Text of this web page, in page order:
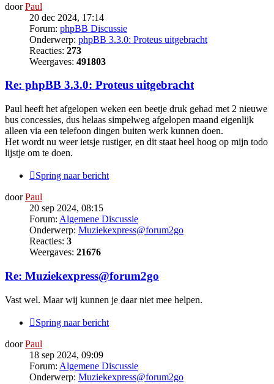
doorPaul
20 dec 2024, 17:14
Forum: phpBB Discussie
Onderwerp: phpBB 3.3.0: Proteus uitgebracht
Reacties: 273
Weergaves: 491803
Re: phpBB 3.3.0: Proteus uitgebracht
Paul heeft het afgelopen weken een beetje druk gehad met 2 nieuwe
bus concessies, dus helaas simpelweg afgelopen maand eigenlijk
alleen via een telefoon dingen buiten werk kunnen doen.
Het wordt nu weer ietsje rustiger, en dit staat heel hoog op mijn todo
lijstje om te doen.
Spring naar bericht
doorPaul
20 sep 2024, 08:15
Forum: Algemene Discussie
Onderwerp: Muziekexpress@forum2go
Reacties: 3
Weergaves: 21676
Re: Muziekexpress@forum2go
Vast wel. Maar wij kunnen je daar niet mee helpen.
Spring naar bericht
doorPaul
18 sep 2024, 09:09
Forum: Algemene Discussie
Onderwerp: Muziekexpress@forum2go